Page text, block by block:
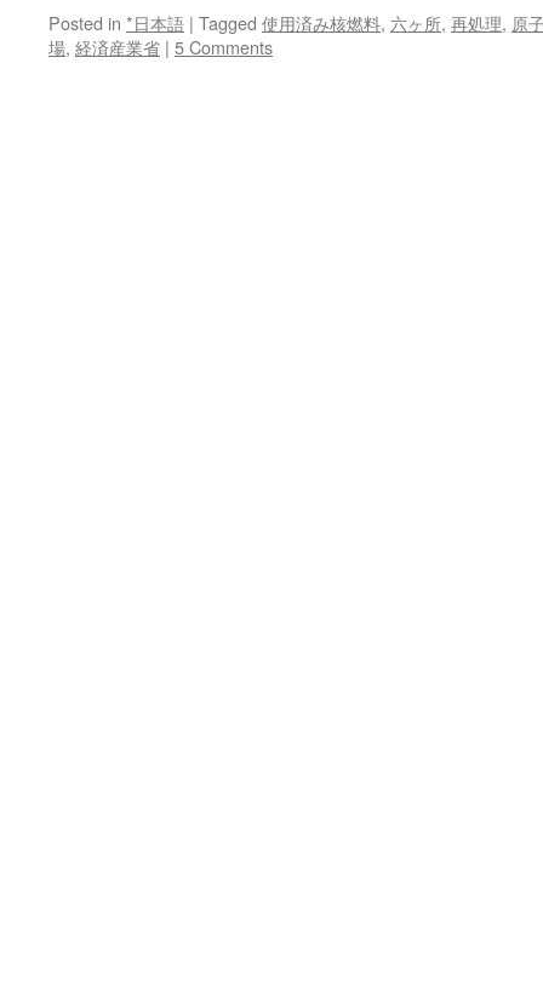
Posted in *日本語 | Tagged 使用済み核燃料, 六ヶ所, 再処理, 原
場, 経済産業省 | 5 Comments